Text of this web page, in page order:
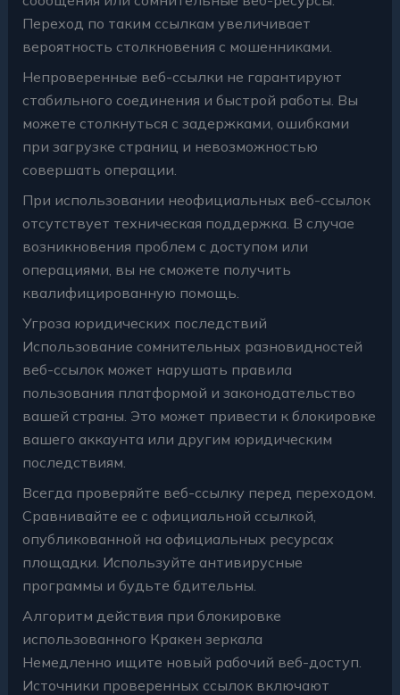
Переход по таким ссылкам увеличивает
вероятность столкновения с мошенниками.
Непроверенные веб-ссылки не гарантируют
стабильного соединения и быстрой работы. Вы
можете столкнуться с задержками, ошибками
при загрузке страниц и невозможностью
совершать операции.
При использовании неофициальных веб-ссылок
отсутствует техническая поддержка. В случае
возникновения проблем с доступом или
операциями, вы не сможете получить
квалифицированную помощь.
Угроза юридических последствий
Использование сомнительных разновидностей
веб-ссылок может нарушать правила
пользования платформой и законодательство
вашей страны. Это может привести к блокировке
вашего аккаунта или другим юридическим
последствиям.
Всегда проверяйте веб-ссылку перед переходом.
Сравнивайте ее с официальной ссылкой,
опубликованной на официальных ресурсах
площадки. Используйте антивирусные
программы и будьте бдительны.
Алгоритм действия при блокировке
использованного Кракен зеркала
Немедленно ищите новый рабочий веб-доступ.
Источники проверенных ссылок включают